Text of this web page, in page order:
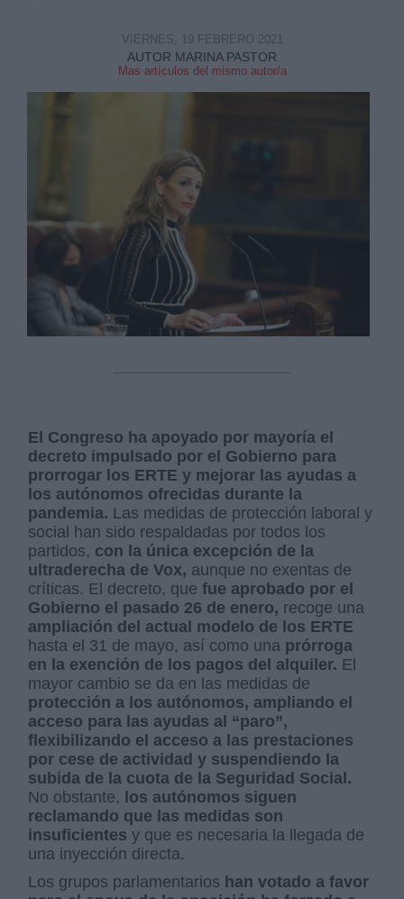
AUTOR MARINA PASTOR
Mas artículos del mismo autor/a
VIERNES, 19 FEBRERO 2021
El Congreso ha apoyado por mayoría el
decreto impulsado por el Gobierno para
prorrogar los ERTE y mejorar las ayudas a
los autónomos ofrecidas durante la
pandemia. Las medidas de protección laboral y
social han sido respaldadas por todos los
partidos, con la única excepción de la
ultraderecha de Vox, aunque no exentas de
críticas. El decreto, quefue aprobado por el
Gobierno el pasado 26 de enero, recoge una
ampliación del actual modelo de los ERTE
hasta el 31 de mayo, así como una prórroga
en la exención de los pagos del alquiler. El
mayor cambio se da en las medidas de
protección a los autónomos, ampliando el
acceso para las ayudas al “paro”,
flexibilizando el acceso a las prestaciones
por cese de actividad y suspendiendo la
subida de la cuota de la Seguridad Social.
No obstante, los autónomos siguen
reclamando que las medidas son
insuficientes y que es necesaria la llegada de
una inyección directa.
Los grupos parlamentarios han votado a favor